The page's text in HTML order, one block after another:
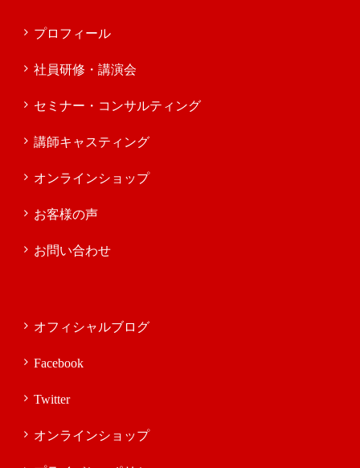
プロフィール
社員研修・講演会
セミナー・コンサルティング
講師キャスティング
オンラインショップ
お客様の声
お問い合わせ
オフィシャルブログ
Facebook
Twitter
オンラインショップ